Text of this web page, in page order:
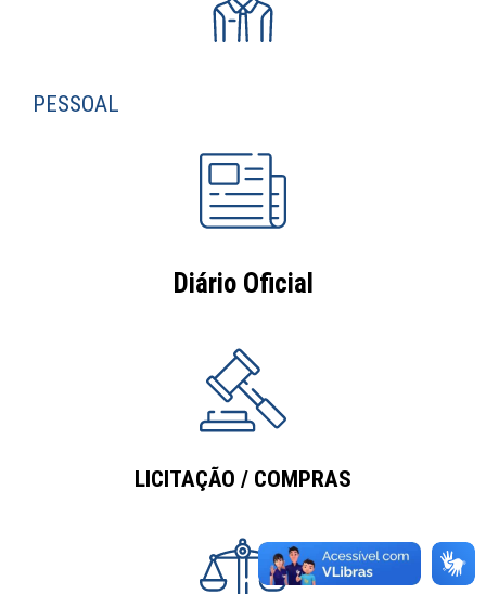
PESSOAL
Diário Oficial
LICITAÇÃO / COMPRAS